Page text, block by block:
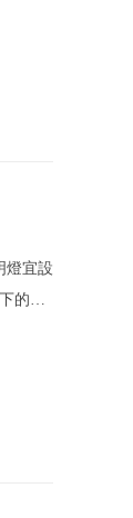
燈宜設
的墻